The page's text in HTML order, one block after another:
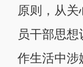
原则，从
员干部思
作生活中涉